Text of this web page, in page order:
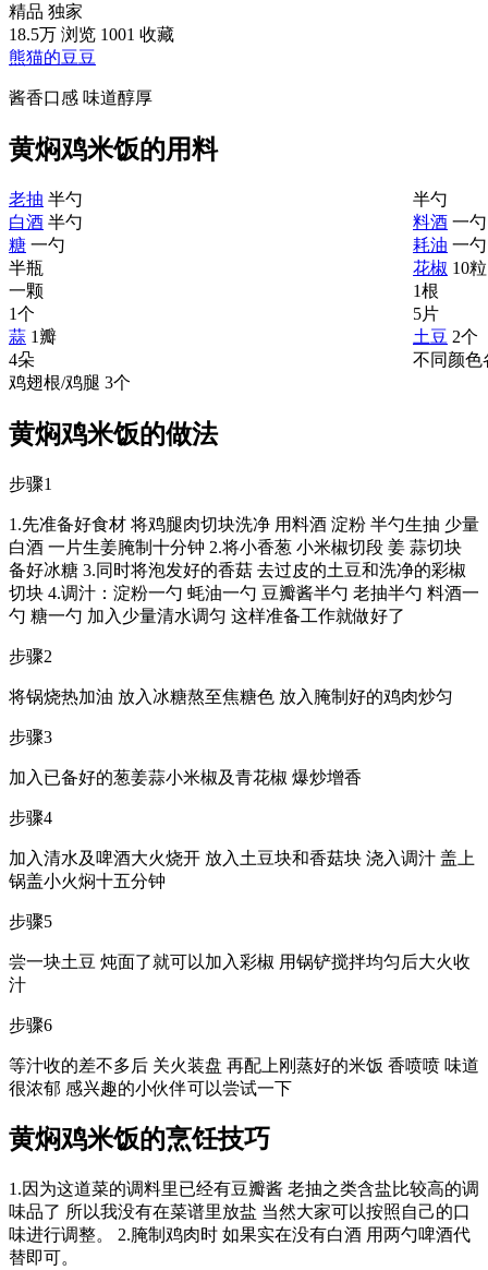
精品 独家
18.5万 浏览 1001 收藏
熊猫的豆豆
酱香口感 味道醇厚
黄焖鸡米饭的用料
老抽 半勺
半勺
白酒 半勺 料酒 一勺
糖 一勺 耗油 一勺
半瓶
花椒 10粒
一颗
1根
1个
5片
蒜 1瓣 土豆 2个
4朵
不同颜色
鸡翅根/鸡腿 3个
黄焖鸡米饭的做法
步骤1
1.先准备好食材 将鸡腿肉切块洗净 用料酒 淀粉 半勺生抽 少量
白酒 一片生姜腌制十分钟 2.将小香葱 小米椒切段 姜 蒜切块
备好冰糖 3.同时将泡发好的香菇 去过皮的土豆和洗净的彩椒
切块 4.调汁：淀粉一勺 蚝油一勺 豆瓣酱半勺 老抽半勺 料酒一
勺 糖一勺 加入少量清水调匀 这样准备工作就做好了
步骤2
将锅烧热加油 放入冰糖熬至焦糖色 放入腌制好的鸡肉炒匀
步骤3
加入已备好的葱姜蒜小米椒及青花椒 爆炒增香
步骤4
加入清水及啤酒大火烧开 放入土豆块和香菇块 浇入调汁 盖上
锅盖小火焖十五分钟
步骤5
尝一块土豆 炖面了就可以加入彩椒 用锅铲搅拌均匀后大火收
汁
步骤6
等汁收的差不多后 关火装盘 再配上刚蒸好的米饭 香喷喷 味道
很浓郁 感兴趣的小伙伴可以尝试一下
黄焖鸡米饭的烹饪技巧
1.因为这道菜的调料里已经有豆瓣酱 老抽之类含盐比较高的调
味品了 所以我没有在菜谱里放盐 当然大家可以按照自己的口
味进行调整。 2.腌制鸡肉时 如果实在没有白酒 用两勺啤酒代
替即可。